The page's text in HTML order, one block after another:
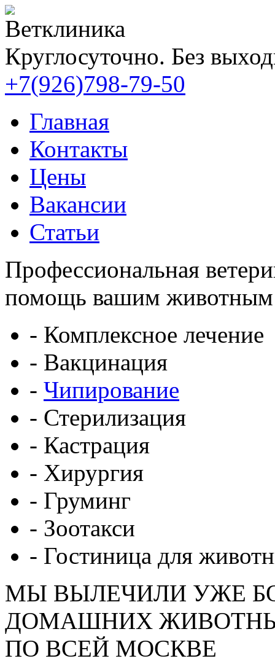
Ветклиника
Круглосуточно. Без
+7(926)798-79-50
Главная
Контакты
Цены
Вакансии
Статьи
Профессиональная
помощь вашим животным
- Комплексное лечение
- Вакцинация
- Чипирование
- Стерилизация
- Кастрация
- Хирургия
- Груминг
- Зоотакси
- Гостиница для
МЫ ВЫЛЕЧИЛИ УЖЕ
ДОМАШНИХ
ПО ВСЕЙ МОСКВЕ